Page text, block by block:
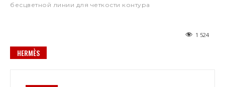
бесцветной линии для четкости контура
1 524
HERMÈS